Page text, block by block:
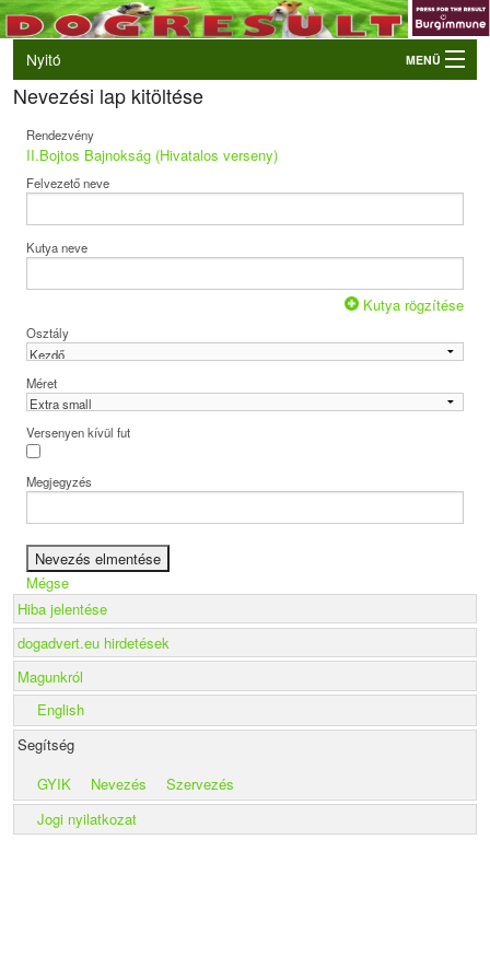
Nyitó MENÜ
Belépés
VB és EO válogatók
Élő eredmények
Rendezvények
Kutyák
Tulajdonosok/Felvezetők
Nevezési lap kitöltése
Rendezvény
II.Bojtos Bajnokság (Hivatalos verseny)
Felvezető neve
Kutya neve
Kutya rögzítése
Osztály
Méret
Versenyen kívül fut
Megjegyzés
Mégse
Hiba jelentése
dogadvert.eu hirdetések
Magunkról
English
Segítség
GYIK
Nevezés
Szervezés
Jogi nyilatkozat